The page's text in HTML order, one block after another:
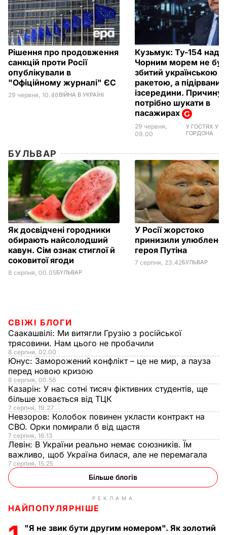
Рішення про продовження
санкцій проти Росії
опублікували в
"Офіційному журналі" ЄС
29 червня, 10.46ВІЙНА В УКРАЇНІ
Кузьмук: Ту-154 над
Чорним морем не був
збитий українською
ракетою, а підірваний
ізсередини. Причину
потрібно шукати в
пасажирах
29 червня,
09.00
У ГОСТЯХ У
ГОРДОНА
БУЛЬВАР
Як досвідчені городники
обирають найсолодший
кавун. Сім ознак стиглої й
соковитої ягоди
8 серпня, 00.05БУЛЬВАР
У Росії жорстоко
принизили
героя Путіна
7 серпня, 23.42БУЛЬВАР
СВІЖІ БЛОГИ
Саакашвілі: Ми витягли Грузію з російської
трясовини. Нам цього не пробачили
8 серпня, 02.00
Юнус: Заморожений конфлікт – це не мир, а пауза
перед новою кризою
8 серпня, 00.56
Казарін: У нас сотні тисяч фіктивних студентів, ще
більше ховається від ТЦК
7 серпня, 19.27
Невзоров: Колобок повинен укласти контракт на
СВО. Орки помирали б від щастя
7 серпня, 16.13
Левін: В України реально немає союзників. Їм
важливо, щоб Україна билася, але не перемагала
7 серпня, 15.25
Більше блогів
РЕКЛАМА
НАЙПОПУЛЯРНІШЕ
"Я не звик бути другим номером". Як золотий